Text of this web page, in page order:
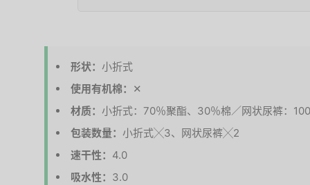
形状： 小折式
使用有机棉：
✕
材质： 小折式：70％聚酯、30％棉／网状尿裤：
包装数量： 小折式╳3、网状尿裤╳2
速干性： 4.0
吸水性： 3.0